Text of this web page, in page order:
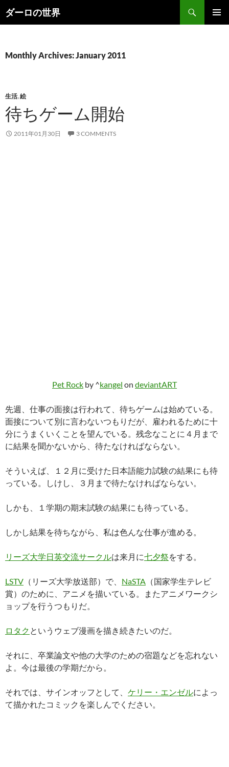
Skip
toダーロの世界
Search
Monthly Archives: January 2011
生活,絵
待ちゲーム開始
2011年01月30日 3 COMMENTS
Pet Rock by ^kangel on deviantART
先週、仕事の面接は行われて、待ちゲームは始めている。
面接について別に言わないつもりだが、雇われるために十
分にうまくいくことを望んでいる。残念なことに４月まで
に結果を聞かないから、待たなければならない。
そういえば、１２月に受けた日本語能力試験の結果にも待
っている。しけし、３月まで待たなければならない。
しかも、１学期の期末試験の結果にも待っている。
しかし結果を待ちながら、私は色んな仕事が進める。
リーズ大学日英交流サークルは来月に七夕祭をする。
LSTV （リーズ大学放送部）で、 NaSTA （国家学生テレビ
賞）のために、アニメを描いている。またアニメワークシ
ョップを行うつもりだ。
ロタク というウェブ漫画を描き続きたいのだ。
それに、卒業論文や他の大学のための宿題などを忘れない
よ。今は最後の学期だから。
それでは、サインオッフとして、 ケリー・エンゼルによっ
て描かれたコミックを楽しんでください。